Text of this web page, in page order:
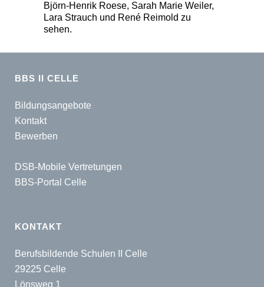
Björn-Henrik Roese, Sarah Marie Weiler,
Lara Strauch und René Reimold zu
sehen.
BBS II CELLE
Bildungsangebote
Kontakt
Bewerben
DSB-Mobile Vertretungen
BBS-Portal Celle
KONTAKT
Berufsbildende Schulen II Celle
29225 Celle
Lönsweg 1